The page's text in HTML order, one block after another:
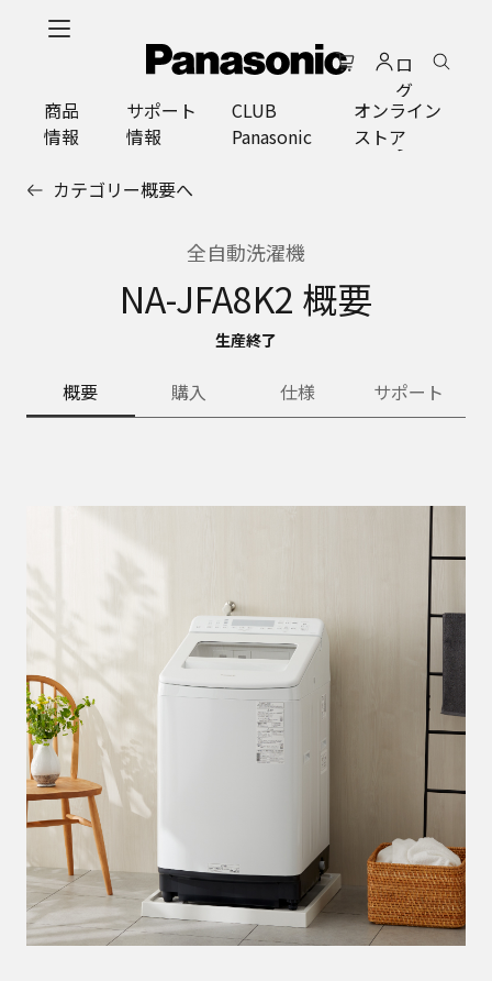
ロ
グ
イ
ン
商品
情報
サポート
情報
CLUB
Panasonic
オンライン
ストア
カテゴリー概要へ
全自動洗濯機
NA-JFA8K2 概要
生産終了
概要 購入 仕様 サポート